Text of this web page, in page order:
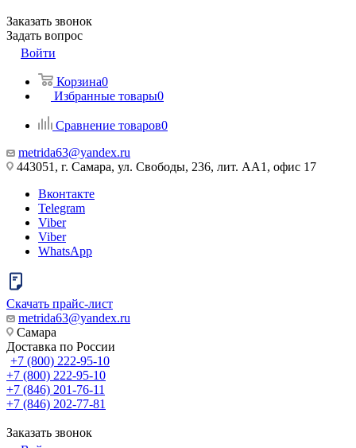
Заказать звонок
Задать вопрос
Войти
Корзина0
Избранные товары0
Сравнение товаров0
metrida63@yandex.ru
443051, г. Самара, ул. Свободы, 236, лит. АА1, офис 17
Вконтакте
Telegram
Viber
Viber
WhatsApp
Скачать прайс-лист
metrida63@yandex.ru
Самара
Доставка по России
+7 (800) 222-95-10
+7 (800) 222-95-10
+7 (846) 201-76-11
+7 (846) 202-77-81
Заказать звонок